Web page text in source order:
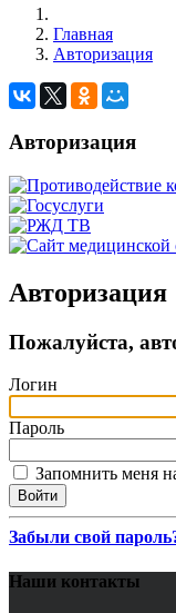
Главная
Авторизация
Авторизация
Авторизация
Пожалуйста,
Логин
Пароль
Запомнить меня
Забыли свой
Наши контакты